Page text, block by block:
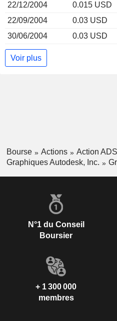
22/12/2004
0.015 USD
22/09/2004
0.03 USD
30/06/2004
0.03 USD
Voir plus
Bourse Actions
Action
Graphiques Autodesk, Inc.
N°1 du Conseil
Boursier
+ 1 300 000
membres